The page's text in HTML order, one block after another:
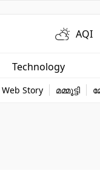
AQI
Technology
Web Story മമ്മൂട്ടി